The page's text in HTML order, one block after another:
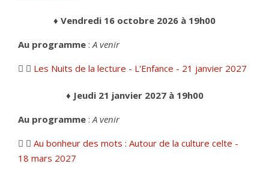
♦ Vendredi 16 octobre 2026 à 19h00
Au programme :A venir
Les Nuits de la lecture - L'Enfance - 21 janvier 2027
♦ Jeudi 21 janvier 2027 à 19h00
Au programme :A venir
Au bonheur des mots : Autour de la culture celte -
18 mars 2027